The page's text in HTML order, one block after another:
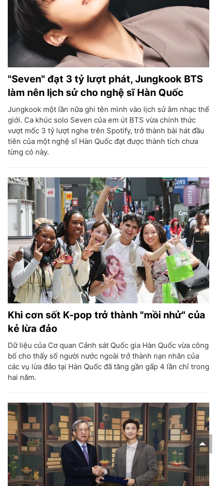
"Seven" đạt 3 tỷ lượt phát, Jungkook BTS
làm nên lịch sử cho nghệ sĩ Hàn Quốc
Jungkook một lần nữa ghi tên mình vào lịch sử âm nhạc thế
giới. Ca khúc solo Seven của em út BTS vừa chính thức
vượt mốc 3 tỷ lượt nghe trên Spotify, trở thành bài hát đầu
tiên của một nghệ sĩ Hàn Quốc đạt được thành tích chưa
từng có này.
Khi cơn sốt K-pop trở thành "mồi nhử" của
kẻ lừa đảo
Dữ liệu của Cơ quan Cảnh sát Quốc gia Hàn Quốc vừa công
bố cho thấy số người nước ngoài trở thành nạn nhân của
các vụ lừa đảo tại Hàn Quốc đã tăng gần gấp 4 lần chỉ trong
hai năm.